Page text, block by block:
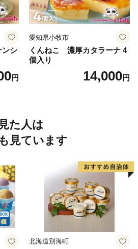
シ
円
愛知県小牧市
くんねこ 濃厚カタラーナ 4
個入り
14,000円
た人は
見ています
北海道別海町